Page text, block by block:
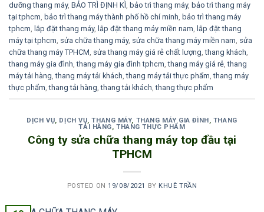
dưỡng thang máy, BẢO TRÌ ĐỊNH KÌ, bảo trì thang máy, bảo trì thang máy
tại tphcm, bảo trì thang máy thành phố hồ chí minh, bảo trì thang máy
tphcm, lắp đặt thang máy, lắp đặt thang máy miền nam, lắp đặt thang
máy tại tphcm, sửa chữa thang máy, sửa chữa thang máy miền nam, sửa
chữa thang máy TPHCM, sửa thang máy giá rẻ chất lượng,thang khách,
thang máy gia đình,thang máy gia đình tphcm,thang máy giá rẻ,thang
máy tải hàng,thang máy tải khách,thang máy tải thực phẩm,thang máy
thực phẩm,thang tải hàng,thang tải khách,thang thực phẩm
DỊCH VỤ, DỊCH VỤ,THANG MÁY, THANG MÁY GIA ĐÌNH, THANG
TẢI HÀNG,THANG THỰC PHẨM
Công ty sửa chữa thang máy top đầu tại
TPHCM
POSTED ON19/08/2021 BY KHUÊ TRẦN